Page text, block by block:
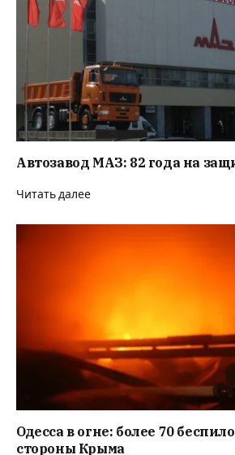
Автозавод МАЗ: 82 года на
Читать далее
Одесса в огне: более 70
стороны Крыма